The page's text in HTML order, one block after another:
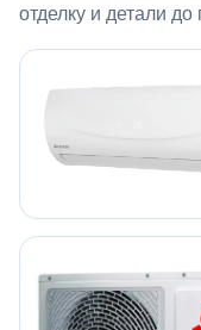
отделку и детали до